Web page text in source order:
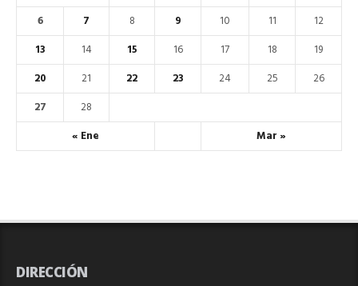
« Ene Mar »
6
7 8 9 10 11
12
13
14 15 16 17 18
19
20
21 22 23 24 25
26
27
28
DIRECCIÓN